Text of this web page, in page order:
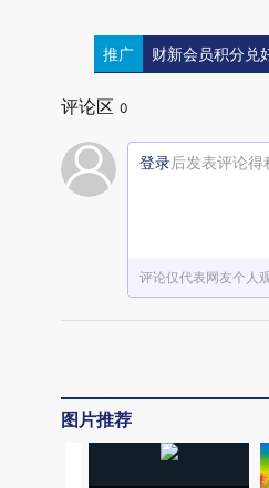
推广 财新会员积分兑
评论区 0
登录后发表评论得
评论仅代表网友个人
图片推荐